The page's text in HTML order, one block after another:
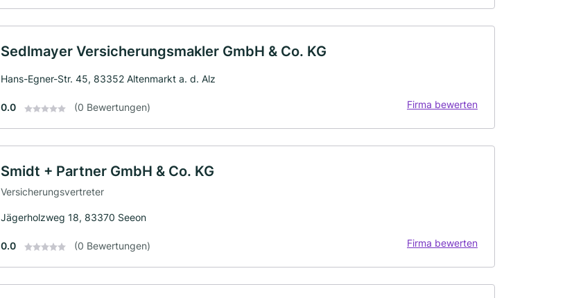
Sedlmayer Versicherungsmakler GmbH & Co. KG
Hans-Egner-Str. 45, 83352 Altenmarkt a. d. Alz
0.0 (0 Bewertungen) Firma bewerten
Smidt + Partner GmbH & Co. KG
Versicherungsvertreter
Jägerholzweg 18, 83370 Seeon
0.0 (0 Bewertungen) Firma bewerten